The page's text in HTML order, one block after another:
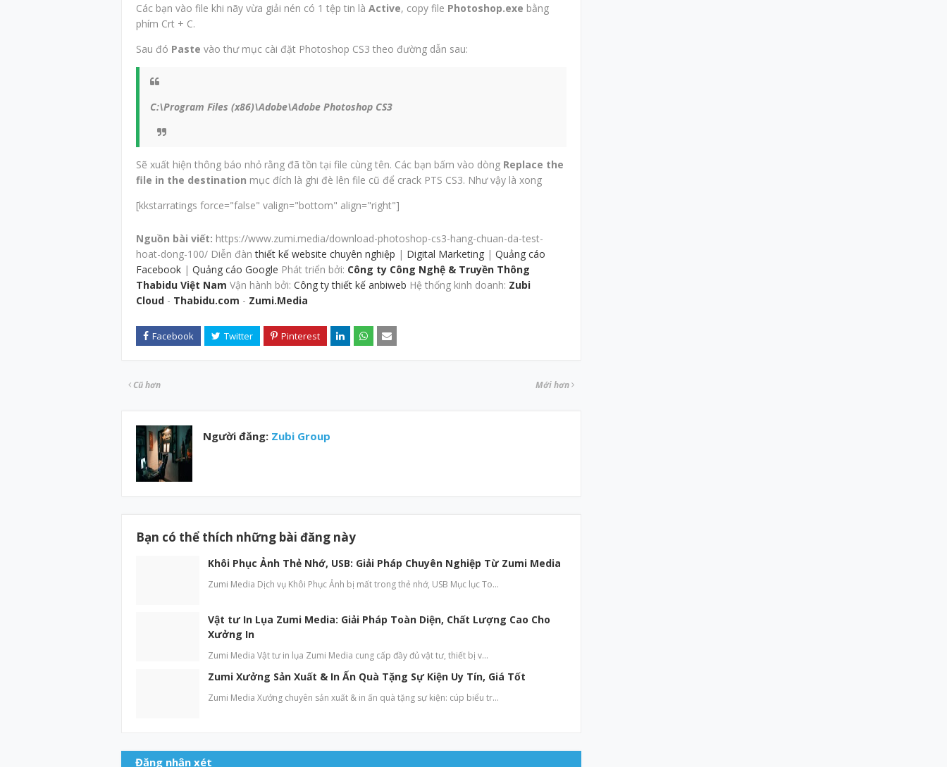
Các bạn vào file khi nãy vừa giải nén có 1 tệp tin là Active, copy file Photoshop.exe bằng
phím Crt + C.
Sau đó Paste vào thư mục cài đặt Photoshop CS3 theo đường dẫn sau:
C:\Program Files (x86)\Adobe\Adobe Photoshop CS3
Sẽ xuất hiện thông báo nhỏ rằng đã tồn tại file cùng tên. Các bạn bấm vào dòng Replace the
file in the destination mục đích là ghi đè lên file cũ để crack PTS CS3. Như vậy là xong
[kkstarratings force="false" valign="bottom" align="right"]
Nguồn bài viết: https://www.zumi.media/download-photoshop-cs3-hang-chuan-da-test-
hoat-dong-100/ Diễn đànthiết kế website chuyên nghiệp | Digital Marketing | Quảng cáo
Facebook | Quảng cáo Google Phát triển bởi: Công ty Công Nghệ & Truyền Thông
Thabidu Việt Nam Vận hành bởi: Công ty thiết kế anbiweb Hệ thống kinh doanh: Zubi
Cloud - Thabidu.com - Zumi.Media
Mới hơn
Cũ hơn
Người đăng: Zubi Group
Bạn có thể thích những bài đăng này
Khôi Phục Ảnh Thẻ Nhớ, USB: Giải Pháp Chuyên Nghiệp Từ Zumi Media
Zumi Media Dịch vụ Khôi Phục Ảnh bị mất trong thẻ nhớ, USB Mục lục To…
Vật tư In Lụa Zumi Media: Giải Pháp Toàn Diện, Chất Lượng Cao Cho
Xưởng In
Zumi Media Vật tư in lụa Zumi Media cung cấp đầy đủ vật tư, thiết bị v…
Zumi Xưởng Sản Xuất & In Ấn Quà Tặng Sự Kiện Uy Tín, Giá Tốt
Zumi Media Xưởng chuyên sản xuất & in ấn quà tặng sự kiện: cúp biểu tr…
Đăng nhận xét